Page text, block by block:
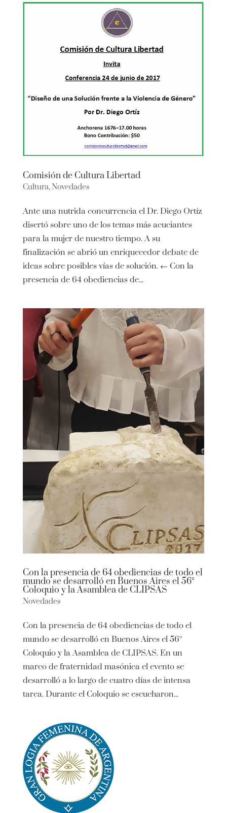
Comisión de Cultura Libertad
Cultura,Novedades
Ante una nutrida concurrencia el Dr. Diego Ortíz
disertó sobre uno de los temas más acuciantes
para la mujer de nuestro tiempo. A su
finalización se abrió un enriquecedor debate de
ideas sobre posibles vías de solución. ← Con la
presencia de 64 obediencias de...
Con la presencia de 64 obediencias de todo el
mundo se desarrolló en Buenos Aires el 56°
Coloquio y la Asamblea de CLIPSAS
Novedades
Con la presencia de 64 obediencias de todo el
mundo se desarrolló en Buenos Aires el 56°
Coloquio y la Asamblea de CLIPSAS. En un
marco de fraternidad masónica el evento se
desarrolló a lo largo de cuatro días de intensa
tarea. Durante el Coloquio se escucharon...